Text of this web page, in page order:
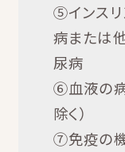
⑤インス
病または
尿病
⑥血液の
除く）
⑦免疫の